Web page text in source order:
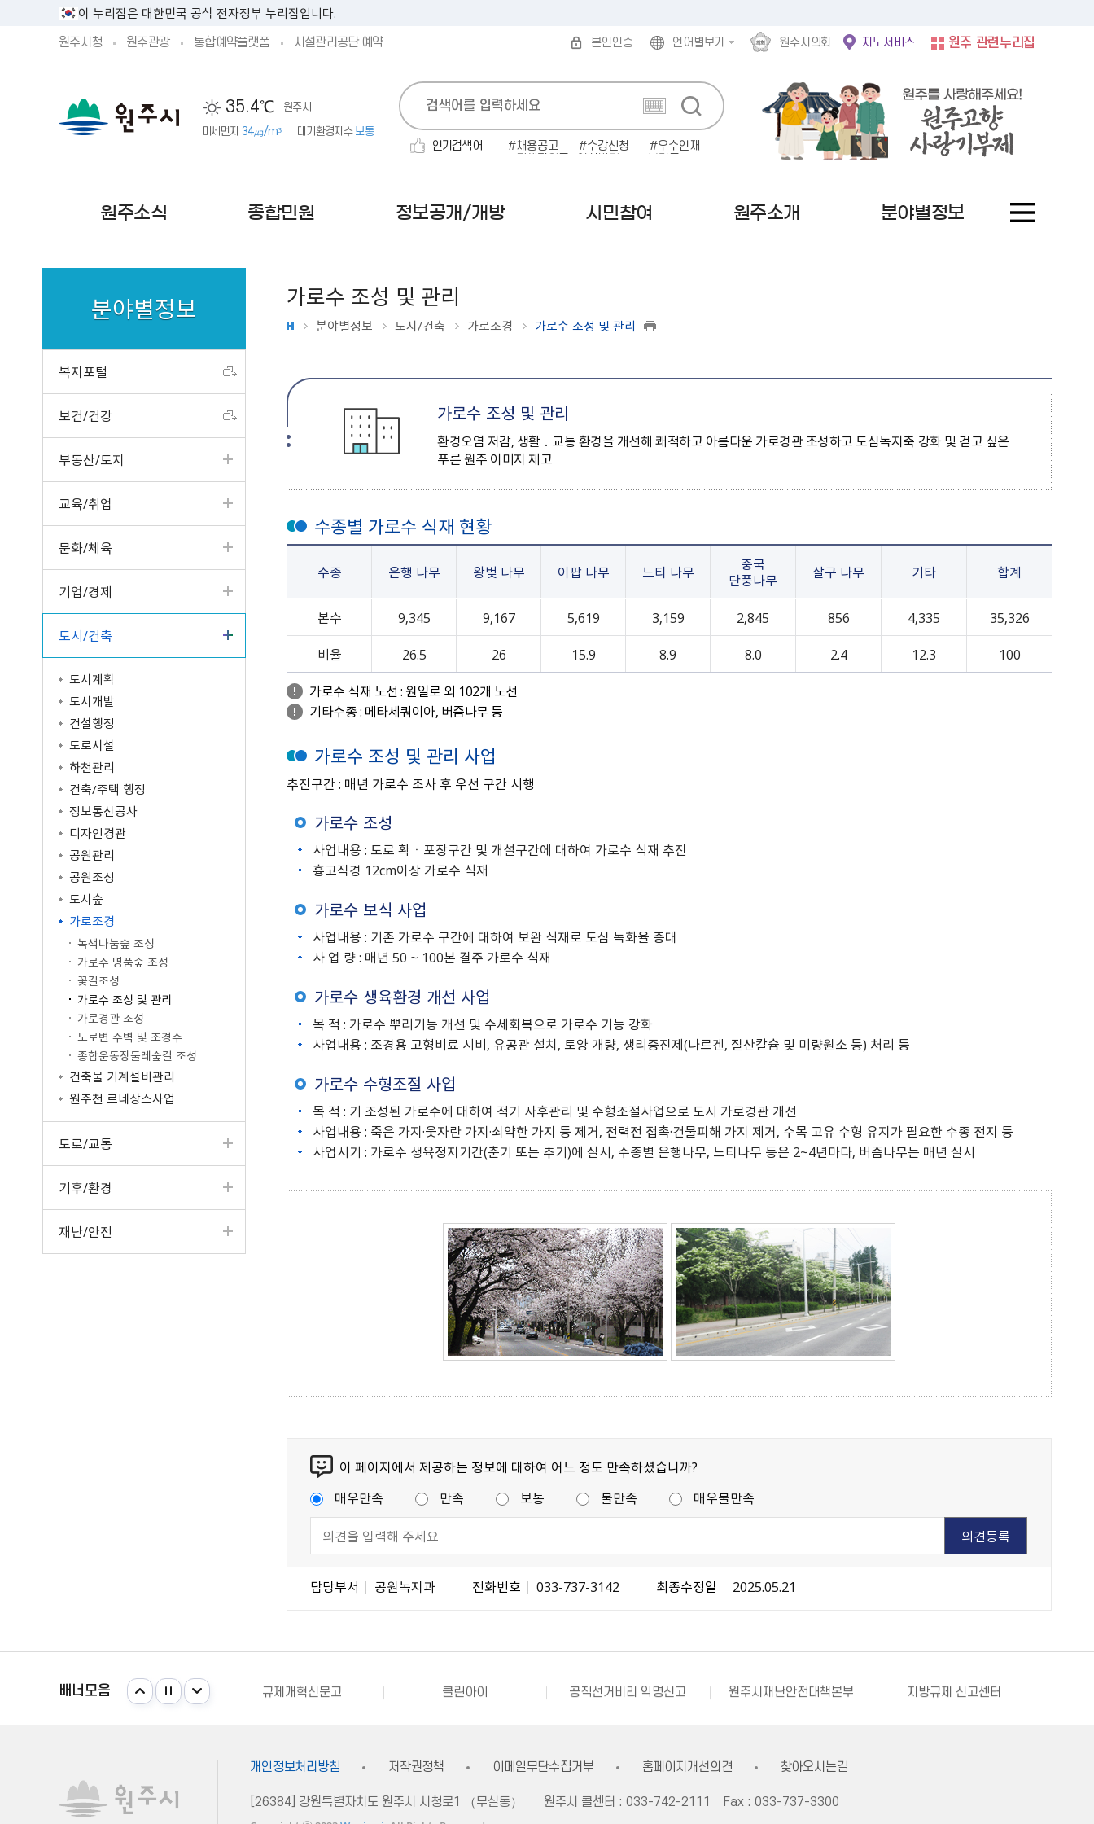
이 누리집은 대한민국 공식 전자정부 누리집입니다.
원주시청 원주관광 통합예약플랫폼 시설관리공단 예약 본인인증 언어별보기 원주시의회 지도서비스 원주 관련누리집
35.4℃
원주시
미세먼지 34㎍/m³ 대기환경지수 보통
인기검색어 채용공고 수강신청
우수인재
원주소식
문화행사
읍면동 소식
반상회 소식지
공동주택 알림방
타기관 소식
원주시 공고
원주시 고시
입법예고
분묘개장공고
공공기관 공고
타기관 공고/고시
보도자료
정례브리핑
시험계획 공고
고
2022. 3.31. 이전 공고
원주시시보
종합민원
단구‧반곡관설 행정복지센
터
구술·전화 민원
사전심사청구제
문서24 안내
민원콜센터
행정정보공동이용 안내
민원조정위원회
민원상담 신청
무인민원발급
민원편람/서식
Ⅱ
2026 원주시 민원편람
여권의교부
여권접수 온라인 사전예약
지방세 안내/납부(WeT
AX)
지방세 상담챗봇
차량등록민원
자동차과태료납부（We
위원회 소개 및 운영
운영성과
관련사이트
정보공개/개방
시장직 인수위원회 활동보
고서
업무계획
주요성과
일반현황
인사발령/교류신청
조직운영정보
시정평가
인구현황/통계연보
행정심판 결과
행정서비스헌장
예산서 공개
예산안 공개
성인지예산서
결산현황
세입세출현황공개
지방재정공시
중기지방재정계획
기금운용계획
시유재산 현황
지방공기업
학술연구용역 결과
중요재산공시
재정용어사전
발주계획
개찰공고
수의계약 현황공개
하도급계약현황
준공검사
대가지급현황
감사결과/반부패청렴시책
공무국외출장보고서
주요투자사업 추진결과
공용차량 운영현황
원문정보공개
민원처리/행정처분
공공저작물 이용안내
공공저작물 자료실
공공데이터제공안내
공공데이터 건의
시민참여
제안하기
공개제안
나의제안
우수제안사례
국민생각함
주민참여 예산 안내
제안하기
제안하기(2022년 4월 30
일 이전)
알림마당
규제개혁안내
규제입증요청
부패·공익신고
소극행정신고센터
안전신문고
예산낭비신고
주민감사청구
신고
설문조사
적극행정 우수사례
개별주택가격 카카오톡 알
개별공시지가 카카오 알림
톡신청
처 가맹점 모집
쉬운 우리말 사전
외국어 검사기
원주소개
원주의 상징
원주의 인물
원주시 기본계획
혁신도시 공공청사
기구 및 조직
업무별 전화번호
청사안내
찾아오시는길
읍면동 한눈에 보기
귀래면
판부면
신림면
중앙동
명륜1동
명륜2동
단계동
우산동
태장1동
태장2동
봉산동
행구동
단구동 행정복지센터
반곡관설동 행정복지센
터
미국 로아노크
중국 허페이
일본 이치카와
일본 히가시마츠야마
성남시
서울 서대문구
평택시
후보자 공적 의견접수
원주고향사랑기부제
공지사항
명예의전당
기부금현황
답례품 현황
답례품 추천
분야별정보
분야별정보
복지포털
보건/건강
부동산/토지
교육/취업
문화/체육
기업/경제
도시/건축
도시계획
도시개발
건설행정
도로시설
하천관리
건축/주택 행정
정보통신공사
디자인경관
공원관리
공원조성
도시숲
가로조경
녹색나눔숲 조성
가로수 명품숲 조성
꽃길조성
가로수 조성 및 관리
가로경관 조성
도로변 수벽 및 조경수
종합운동장둘레숲길 조성
건축물 기계설비관리
원주천 르네상스사업
도로/교통
기후/환경
재난/안전
가로수 조성 및 관리
분야별정보 도시/건축 가로조경 가로수 조성 및 관리
가로수 조성 및 관리
환경오염 저감, 생활 ․ 교통 환경을 개선해 쾌적하고 아름다운 가로경관 조성하고 도심녹지축 강화 및 걷고 싶은
푸른 원주 이미지 제고
수종별 가로수 식재 현황
수종 은행 나무 왕벚 나무 이팝 나무 느티 나무
중국
단풍나무
살구 나무 기타 합계
본수 9,345 9,167 5,619 3,159 2,845 856 4,335
35,326
비율
26.5 26 15.9 8.9 8.0 2.4 12.3
100
가로수 식재 노선 : 원일로 외 102개 노선
기타수종 : 메타세쿼이아, 버즘나무 등
가로수 조성 및 관리 사업
추진구간 : 매년 가로수 조사 후 우선 구간 시행
가로수 조성
사업내용 : 도로 확ㆍ포장구간 및 개설구간에 대하여 가로수 식재 추진
흉고직경 12cm이상 가로수 식재
가로수 보식 사업
사업내용 : 기존 가로수 구간에 대하여 보완 식재로 도심 녹화율 증대
사 업 량 : 매년 50 ~ 100본 결주 가로수 식재
가로수 생육환경 개선 사업
목 적 : 가로수 뿌리기능 개선 및 수세회복으로 가로수 기능 강화
사업내용 : 조경용 고형비료 시비, 유공관 설치, 토양 개량, 생리증진제(나르겐, 질산칼슘 및 미량원소 등) 처리 등
가로수 수형조절 사업
목 적 : 기 조성된 가로수에 대하여 적기 사후관리 및 수형조절사업으로 도시 가로경관 개선
사업내용 : 죽은 가지·웃자란 가지·쇠약한 가지 등 제거, 전력전 접촉·건물피해 가지 제거, 수목 고유 수형 유지가 필요한 수종 전지 등
사업시기 : 가로수 생육정지기간(춘기 또는 추기)에 실시, 수종별 은행나무, 느티나무 등은 2~4년마다, 버즘나무는 매년 실시
이 페이지에서 제공하는 정보에 대하여 어느 정도 만족하셨습니까?
매우만족
만족 보통 불만족 매우불만족
담당부서 공원녹지과 전화번호 033-737-3142 최종수정일 2025.05.21
배너모음
강원일자리정보망
강원자비스 소비자24 강원창조경제혁신센터
국민재난안전포털
규제개혁신문고
클린아이 공직선거비리 익명신고 원주시재난안전대책본부
지방규제 신고센터
개인정보처리방침
저작권정책 이메일무단수집거부 홈페이지개선의견 찾아오시는길
[26384] 강원특별자치도 원주시 시청로1 （무실동） 원주시 콜센터 : 033-742-2111 Fax : 033-737-3300